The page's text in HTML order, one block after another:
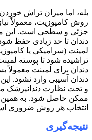
بله، اما میزان تراش
روش کامپوزیت، معمولاً
جزئی و سطحی است. این
دندان تا حد زیادی حفظ
لمینت (سرامیکی یا
تراشیده شود تا پوسته
دندان برای لمینت معمولاً
دندان آسیبی وارد نشود. این
و تحت نظارت دندانپزشک
ممکن حاصل شود. به همین
انتخاب هر روش ضروری
نتیجه‌گیری